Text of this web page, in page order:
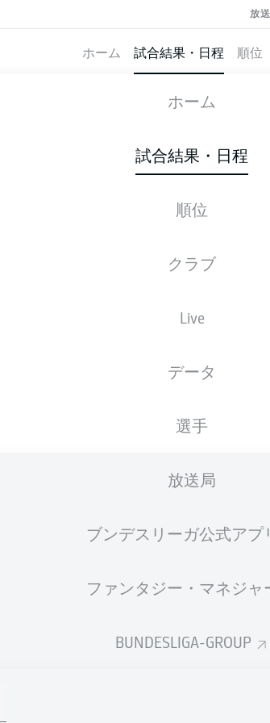
放
ホーム 試合結果・日程 順位
ホーム
試合結果・日程
順位
クラブ
Live
データ
選手
放送局
ブンデスリーガ公式アプ
ファンタジー・マネジャ
BUNDESLIGA-GROUP
BAYER LEVERKUSEN VFB
スターティングメンバー
金, 30.10.2026 - 日,
広告